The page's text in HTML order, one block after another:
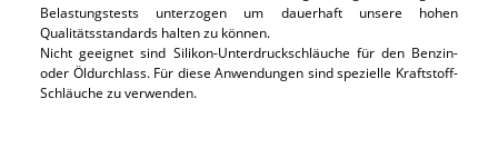
Belastungstests unterzogen um dauerhaft unsere hohen
Qualitätsstandards halten zu können.
Nicht geeignet sind Silikon-Unterdruckschläuche für den Benzin-
oder Öldurchlass. Für diese Anwendungen sind spezielle Kraftstoff-
Schläuche zu verwenden.